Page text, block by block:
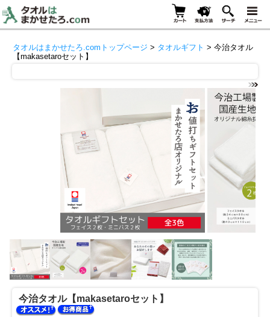
タオルはまかせたろ.comトップページ > タオルギフト > 今治タオル
【makasetaroセット】
今治タオル【makasetaroセット】